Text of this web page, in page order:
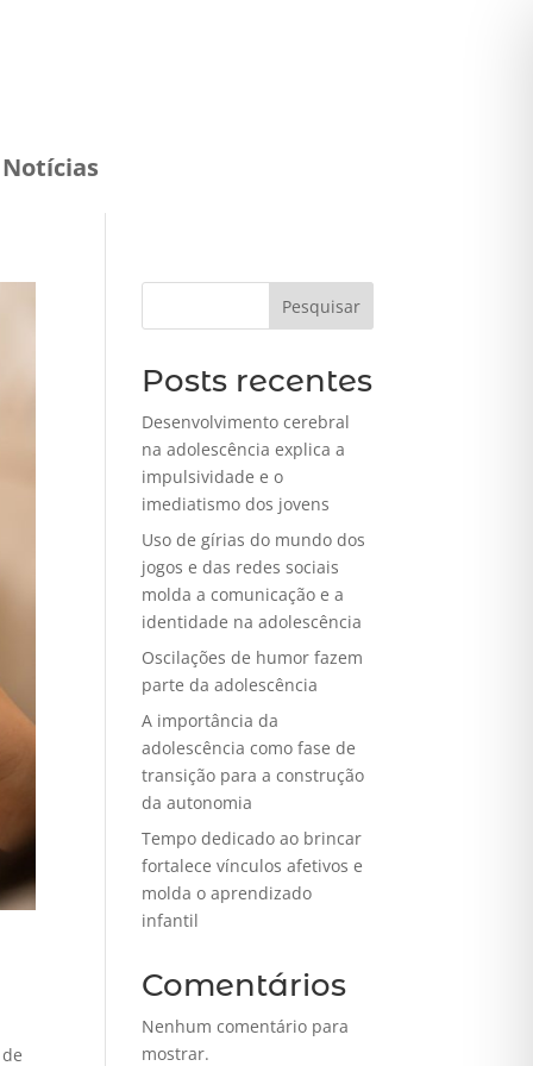
Notícias
Pesquisar
Posts recentes
Desenvolvimento cerebral
na adolescência explica a
impulsividade e o
imediatismo dos jovens
Uso de gírias do mundo dos
jogos e das redes sociais
molda a comunicação e a
identidade na adolescência
Oscilações de humor fazem
parte da adolescência
A importância da
adolescência como fase de
transição para a construção
da autonomia
Tempo dedicado ao brincar
fortalece vínculos afetivos e
molda o aprendizado
infantil
Comentários
Nenhum comentário para
mostrar.